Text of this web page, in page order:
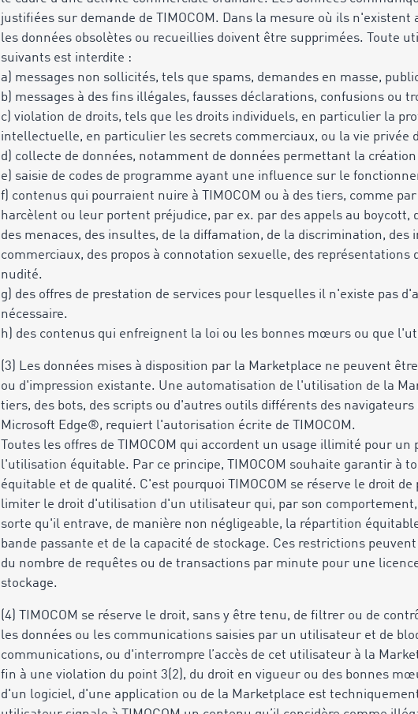
justifiées sur demande de TIMOCOM. Dans la mesure où ils
les données obsolètes ou recueillies doivent être supprimées. Toute
suivants est interdite :
a) messages non sollicités, tels que spams, demandes en masse,
b) messages à des fins illégales, fausses déclarations, confusions ou
c) violation de droits, tels que les droits individuels, en particulier la
intellectuelle, en particulier les secrets commerciaux, ou la vie privée
d) collecte de données, notamment de données permettant la
e) saisie de codes de programme ayant une influence sur le
f) contenus qui pourraient nuire à TIMOCOM ou à des tiers, comme
harcèlent ou leur portent préjudice, par ex. par des appels au boycott,
des menaces, des insultes, de la diffamation, de la discrimination, des
commerciaux, des propos à connotation sexuelle, des
nudité.
g) des offres de prestation de services pour lesquelles il n'existe pas
nécessaire.
h) des contenus qui enfreignent la loi ou les bonnes mœurs ou que
(3) Les données mises à disposition par la Marketplace ne peuvent
ou d'impression existante. Une automatisation de l'utilisation de la
tiers, des bots, des scripts ou d'autres outils différents des
Microsoft Edge®, requiert l'autorisation écrite de TIMOCOM.
Toutes les offres de TIMOCOM qui accordent un usage illimité pour
l'utilisation équitable. Par ce principe, TIMOCOM souhaite garantir à
équitable et de qualité. C'est pourquoi TIMOCOM se réserve le droit
limiter le droit d'utilisation d'un utilisateur qui, par son comportement,
sorte qu'il entrave, de manière non négligeable, la répartition
bande passante et de la capacité de stockage. Ces restrictions
du nombre de requêtes ou de transactions par minute pour une
stockage.
(4) TIMOCOM se réserve le droit, sans y être tenu, de filtrer ou de
les données ou les communications saisies par un utilisateur et de
communications, ou d'interrompre l’accès de cet utilisateur à la
fin à une violation du point 3(2), du droit en vigueur ou des bonnes
d'un logiciel, d'une application ou de la Marketplace est